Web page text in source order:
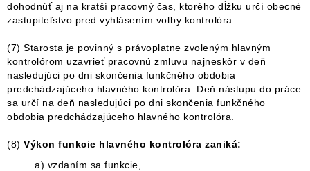
dohodnúť aj na kratší pracovný čas, ktorého dĺžku určí obecné
zastupiteľstvo pred vyhlásením voľby kontrolóra.
(7) Starosta je povinný s právoplatne zvoleným hlavným
kontrolórom uzavrieť pracovnú zmluvu najneskôr v deň
nasledujúci po dni skončenia funkčného obdobia
predchádzajúceho hlavného kontrolóra. Deň nástupu do práce
sa určí na deň nasledujúci po dni skončenia funkčného
obdobia predchádzajúceho hlavného kontrolóra.
(8) Výkon funkcie hlavného kontrolóra zaniká:
a) vzdaním sa funkcie,